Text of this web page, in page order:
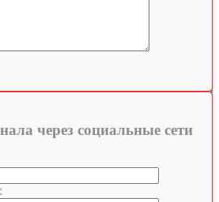
через социальные сети